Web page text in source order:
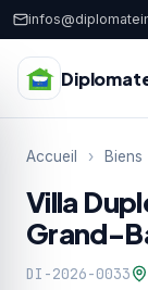
Accueil › Biens
Villa
Grand-
DI-2026-0033